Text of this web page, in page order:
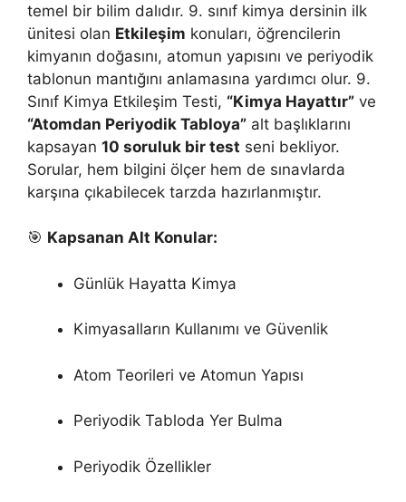
temel bir bilim dalıdır. 9. sınıf kimya dersinin ilk
ünitesi olan Etkileşim konuları, öğrencilerin
kimyanın doğasını, atomun yapısını ve periyodik
tablonun mantığını anlamasına yardımcı olur. 9.
Sınıf Kimya Etkileşim Testi, “Kimya Hayattır” ve
“Atomdan Periyodik Tabloya” alt başlıklarını
kapsayan 10 soruluk bir test seni bekliyor.
Sorular, hem bilgini ölçer hem de sınavlarda
karşına çıkabilecek tarzda hazırlanmıştır.
🎯 Kapsanan Alt Konular:
Günlük Hayatta Kimya
Kimyasalların Kullanımı ve Güvenlik
Atom Teorileri ve Atomun Yapısı
Periyodik Tabloda Yer Bulma
Periyodik Özellikler